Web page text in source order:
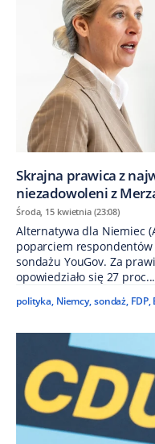
Skrajna prawica z
niezadowoleni z
Środa, 15 kwietnia (23:08)
Alternatywa dla Niemiec
poparciem
sondażu YouGov. Za
opowiedziało się 27
polityka, Niemcy,sondaż, FDP,